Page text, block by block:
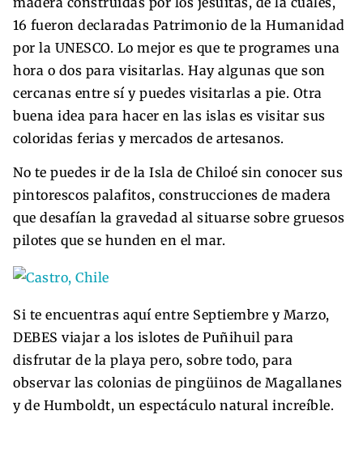
16 fueron declaradas Patrimonio de la Humanidad
por la UNESCO. Lo mejor es que te programes una
hora o dos para visitarlas. Hay algunas que son
cercanas entre sí y puedes visitarlas a pie. Otra
buena idea para hacer en las islas es visitar sus
coloridas ferias y mercados de artesanos.
No te puedes ir de la Isla de Chiloé sin conocer sus
pintorescos palafitos, construcciones de madera
que desafían la gravedad al situarse sobre gruesos
pilotes que se hunden en el mar.
Si te encuentras aquí entre Septiembre y Marzo,
DEBES viajar a los islotes de Puñihuil para
disfrutar de la playa pero, sobre todo, para
observar las colonias de pingüinos de Magallanes
y de Humboldt, un espectáculo natural increíble.